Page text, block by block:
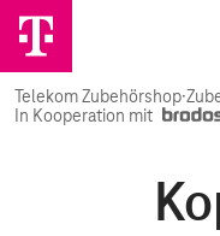
Telekom Zubehörshop·
In Kooperation mit